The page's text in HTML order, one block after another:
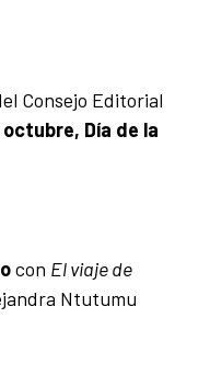
Consejo Editorial
Día de la
con El viaje de
Ntutumu